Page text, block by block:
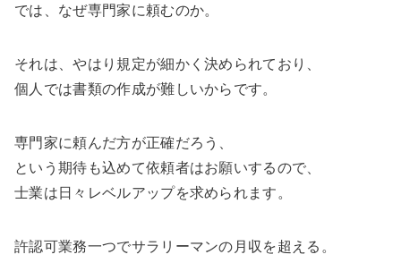
では、なぜ専門家に頼むのか。
それは、やはり規定が細かく決められており、
個人では書類の作成が難しいからです。
専門家に頼んだ方が正確だろう、
という期待も込めて依頼者はお願いするので、
士業は日々レベルアップを求められます。
許認可業務一つでサラリーマンの月収を超える。